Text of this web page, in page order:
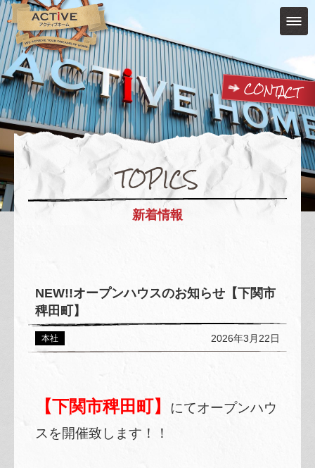
TOPICS
新着情報
NEW!!オープンハウスのお知らせ【下関市
稗田町】
本社 2026年3月22日
【下関市稗田町】
にてオープンハウ
スを開催致します！！
CONTACT